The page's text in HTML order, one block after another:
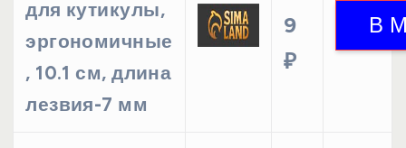
для кутикулы,
эргономичные
, 10.1 см, длина
лезвия-7 мм
9
₽